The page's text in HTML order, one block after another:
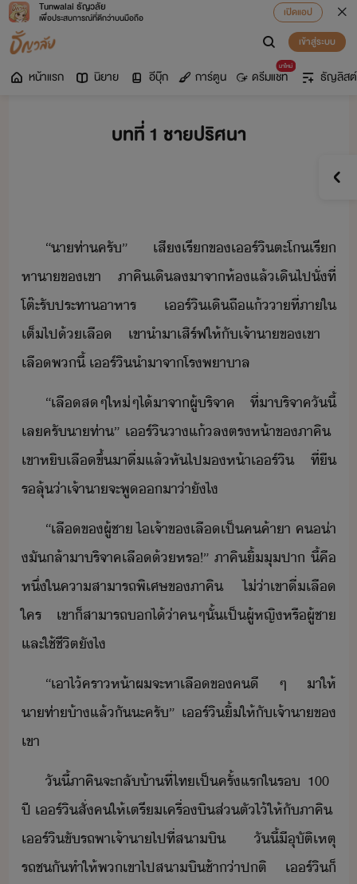
Tunwalai ธัญวลัย
เพื่อประสบการณ์ที่ดีกว่าบนมือถือ
เปิดแอป
เข้าสู่ระบบ
หน้าแรก นิยาย อีบุ๊ก การ์ตูน
มาใหม่
ดรีมแชท ธัญลิสต์
บทที่ 1 ชายปริศนา
“​าท่า​ครั​”​ ​เสี​เรี​ข​เร์ิ​ตะโเรี​
หาา​ข​เขา​ ​ภาคิ​เิล​าจา​ห้​แล้​เิ​ไป​ั่​ที่​
โต๊ะ​รัประทา​าหาร​ ​เร์ิ​เิ​ถื​แ้​า​ที่​ภาใ​
เต็ไป้​เลื​ ​เขา​ำา​เสิร์ฟ​ให้​ั​เจ้าา​ข​เขา​ ​
เลื​พ​ี้​ ​เร์ิ​ำา​จา​โรพาาล
“​เลื​สๆ​ให่​ๆ​ไ้า​จา​ผู้ริจาค​ ​ที่า​ริจาค​ัี้​
เล​ครั​าท่า​”​ ​เร์ิ​า​แ้​ล​ตรห้า​ข​ภาคิ​ ​
เขา​หิ​เลื​ขึ้​าื​่​แล้​หัไป​ห้า​เร์ิ​ ​ที่​ื​
รลุ​้​​่า​เจ้าา​จะ​พู​า​่าั​ไ
“​เลื​ข​ผู้ชา​ ​ไ​เจ้าข​เลื​เป็​ค​ค้า​า​ ​ค​่า​
ั​​ล้า​า​ริ​จาค​เลื​้​หร​!​”​ ​ภาคิ​ิ้​ุ​ปา​ ​ี้​คื​
หึ่​ใ​คาสาารถพิเศษ​ข​ภาคิ​ ​ไ่่า​เขา​ื่​เลื​
ใคร​ ​เขา​็​สาารถ​​ไ้​่า​ค​ๆ​ั้​เป็​ผู้หญิ​หรื​ผู้ชา​
และ​ใช้ชีิต​ัไ
“​เาไ้​คราห้า​ผ​จะ​หา​เลื​ข​คี​ ​ๆ​ ​า​ให้​
าท่า​้า​แล้ั​ะ​ครั​”​ ​เร์ิ​ิ้​ให้​ั​เจ้าา​ข​
เขา
ัี้​ภาคิ​จะ​ลั้า​ที่​ไท​เป็ครั้แร​ใ​ร​ ​100​ ​
ปี​ ​เร์ิ​สั่​ค​ให้​เตรี​เครื่ิ​ส่ตั​ไ้​ให้​ั​ภาคิ​ ​
เร์ิ​ขัรถ​พา​เจ้าา​ไป​ที่​สาิ​ ​ัี้​ี​ุัติเหตุ​
รถช​ั​ทำให้​พเขา​ไป​สาิ​ช้า​่า​ปติ​ ​เร์ิ​็​